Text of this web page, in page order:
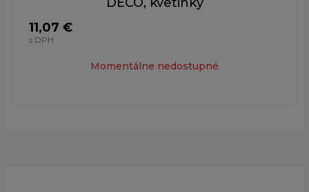
11,07 €
s DPH
Momentálne nedostupné